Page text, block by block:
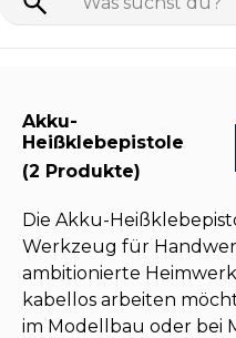
Akku-
Heißklebepistole
(2 Produkte)
Die Akku-
Werkzeug für
ambitionierte
kabellos arbeiten
im Modellbau oder bei